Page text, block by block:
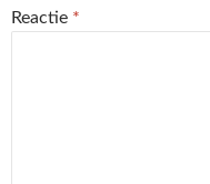
Reactie *